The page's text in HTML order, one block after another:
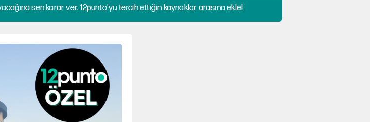
sen karar ver. 12punto'yu tercih ettiğin kaynaklar arasına ekle!